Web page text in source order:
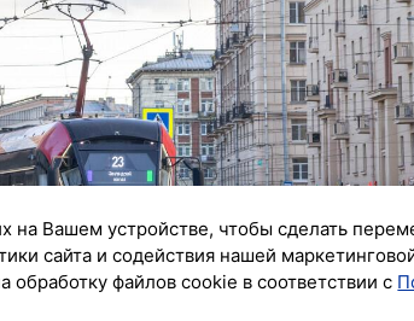
на Вашем устройстве, чтобы сделать
сайта и содействия нашей
файлов cookie в соответствии с